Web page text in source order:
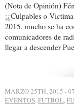
(Nota de Opinión)
¡¿Culpables o
2015, mucho se ha
comunicadores de
llegar a descender
MARZO 25TH, 2015 -
EVENTOS,FUTBOL,